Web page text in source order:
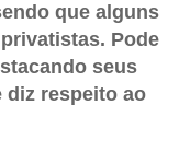
que alguns
Pode
seus
diz respeito ao